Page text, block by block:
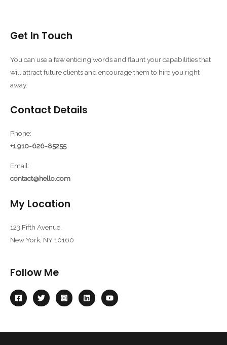
Get In Touch
You can use a few enticing words and flaunt your capabilities that
will attract future clients and encourage them to hire you right
away.
Contact Details
Phone:
+1 910-626-85255
Email:
contact@hello.com
My Location
123 Fifth Avenue,
New York, NY 10160
Follow Me